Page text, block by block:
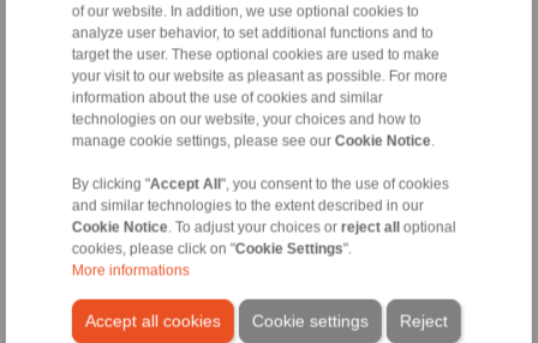
of our website. In addition, we use optional cookies to
analyze user behavior, to set additional functions and to
target the user. These optional cookies are used to make
your visit to our website as pleasant as possible. For more
information about the use of cookies and similar
technologies on our website, your choices and how to
manage cookie settings, please see our Cookie Notice
By clicking "Accept All", you consent to the use of cookies
and similar technologies to the extent described in our
Cookie Notice . To adjust your choices or reject alloptional
cookies, please click on "Cookie Settings".
More informations
Accept all cookies Reject
Cookie settings
Hoja de datos
Descarga de 3D-CAD
Hoja de datos
Descarga de 3D-CAD
Acoplamiento de
seguridad SWK-NK
con cubo de apriete y
cubo de apriete cónico -
seguridad SWK-BN
con cubo de apriete -
versión de fuelle metálico